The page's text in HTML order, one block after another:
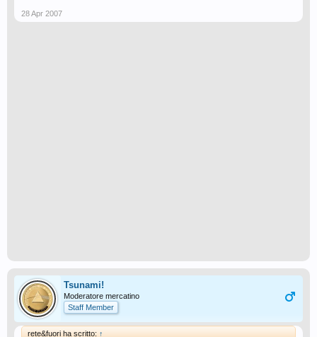
28 Apr 2007
Tsunami!
Moderatore mercatino
Staff Member
rete&fuori ha scritto: ↑